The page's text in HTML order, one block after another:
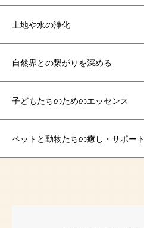
土地や水の浄化
自然界との繋がりを深める
子どもたちのためのエッセンス
ペットと動物たちの癒し・サポート